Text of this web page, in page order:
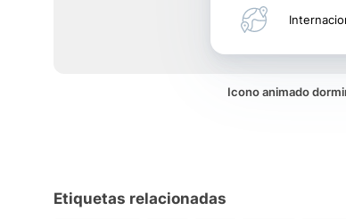
Icono animado
Etiquetas relacionadas